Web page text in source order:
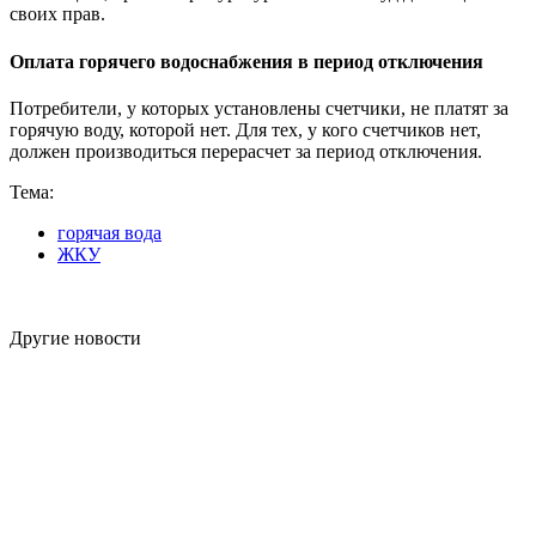
своих прав.
Оплата горячего водоснабжения в период отключения
Потребители, у которых установлены счетчики, не платят за
горячую воду, которой нет. Для тех, у кого счетчиков нет,
должен производиться перерасчет за период отключения.
Тема:
горячая вода
ЖКУ
Другие новости